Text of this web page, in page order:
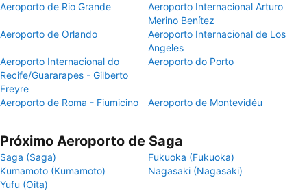
Aeroporto de Rio Grande
Aeroporto Internacional Arturo
Merino Benítez
Aeroporto de Orlando
Aeroporto Internacional de Los
Angeles
Aeroporto Internacional do
Recife/Guararapes - Gilberto
Freyre
Aeroporto do Porto
Aeroporto de Roma - Fiumicino Aeroporto de Montevidéu
Próximo Aeroporto de Saga
Saga (Saga)
Fukuoka (Fukuoka)
Kumamoto (Kumamoto)
Nagasaki (Nagasaki)
Yufu (Oita)